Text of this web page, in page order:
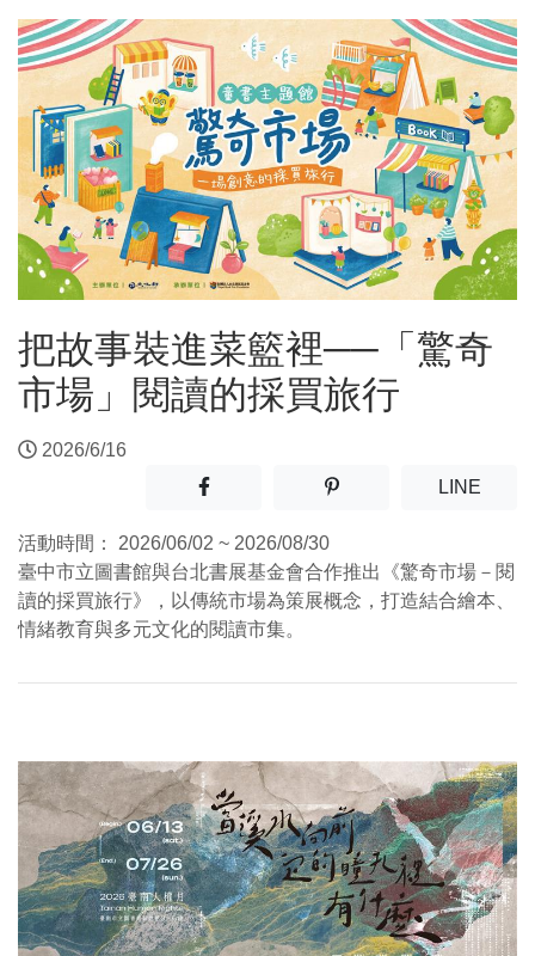
把故事裝進菜籃裡──「驚奇
市場」閱讀的採買旅行
2026/6/16
分享至facebook(另開新視窗)
分享至噗浪(另開新視窗)
LINE(另開
活動時間：
2026/06/02 ~ 2026/08/30
臺中市立圖書館與台北書展基金會合作推出《驚奇市場－閱
讀的採買旅行》，以傳統市場為策展概念，打造結合繪本、
情緒教育與多元文化的閱讀市集。